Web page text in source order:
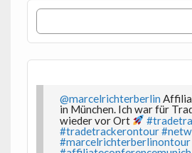
Suchen
@marcelrichterberlin
in München. Ich war für
wieder vor Ort
#tradetrackerontour
#marcelrichterberlinontour